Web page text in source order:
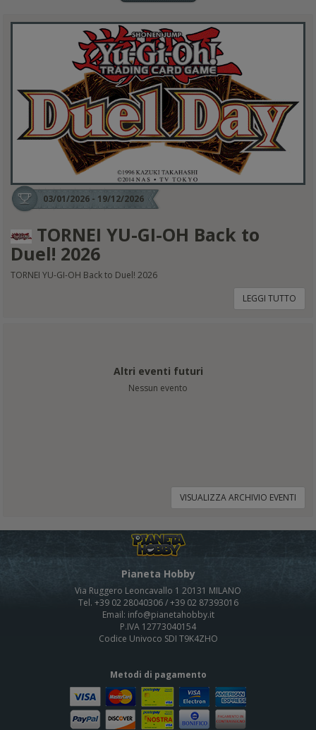
03/01/2026 - 19/12/2026
TORNEI YU-GI-OH Back to
Duel! 2026
TORNEI YU-GI-OH Back to Duel! 2026
LEGGI TUTTO
Altri eventi futuri
Nessun evento
VISUALIZZA ARCHIVIO EVENTI
Pianeta Hobby
Via Ruggero Leoncavallo 1 20131 MILANO
Tel. +39 02 28040306 / +39 02 87393016
Email: info@pianetahobby.it
P.IVA 12773040154
Codice Univoco SDI T9K4ZHO
Metodi di pagamento